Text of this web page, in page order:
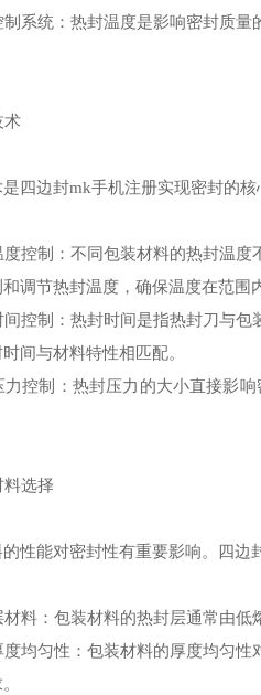
系统：热封温度是影响密封质量
术
四边封mk手机注册实现密封的
控制：不同包装材料的热封温度
调节热封温度，确保温度在范围
控制：热封时间是指热封刀与包
间与材料特性相匹配。
控制：热封压力的大小直接影响
料选择
性能对密封性有重要影响。四边
料：包装材料的热封层通常由低
均匀性：包装材料的厚度均匀性